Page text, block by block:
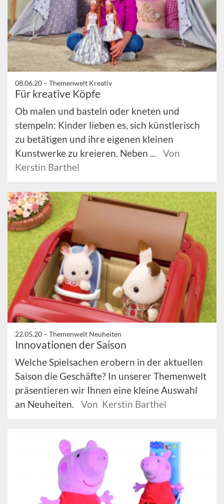
08.06.20 – Themenwelt Kreativ
Für kreative Köpfe
Ob malen und basteln oder kneten und
stempeln: Kinder lieben es, sich künstlerisch
zu betätigen und ihre eigenen kleinen
Kunstwerke zu kreieren. Neben ...
Von
Kerstin Barthel
22.05.20 – Themenwelt Neuheiten
Innovationen der Saison
Welche Spielsachen erobern in der aktuellen
Saison die Geschäfte? In unserer Themenwelt
präsentieren wir Ihnen eine kleine Auswahl
an Neuheiten.
Von Kerstin Barthel